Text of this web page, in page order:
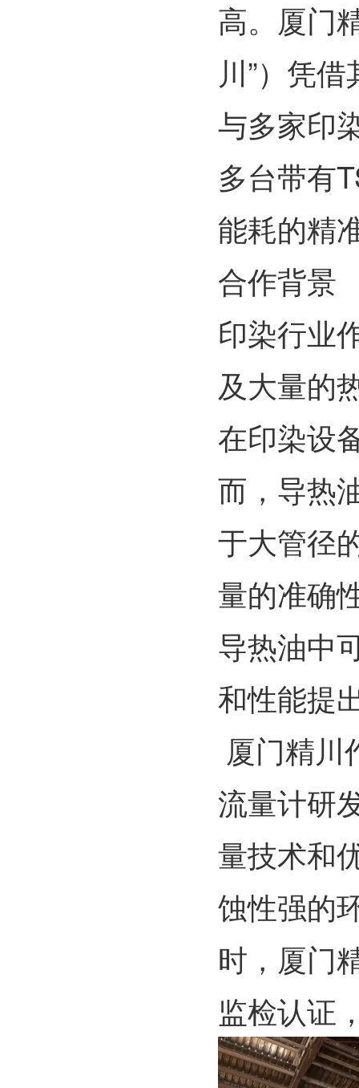
高。厦门
川”）凭
与多家印
多台带有
能耗的精
合作背景
印染行业
及大量的
在印染设
而，导热
于大管径
量的准确
导热油中
和性能提
厦门精川
流量计研
量技术和
蚀性强的
时，厦门
监检认证